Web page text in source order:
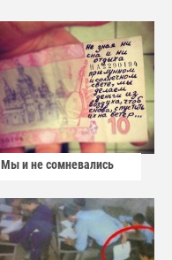
Мы и не сомневались